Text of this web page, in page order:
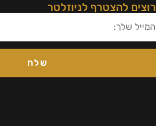
רוצים להצטרף לניוזלטר
שלח